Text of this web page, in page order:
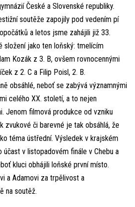
České a Slovenské republiky.
soutěže zapojily pod vedením pí
a letos jsme zahájili již 33.
složení jako ten loňský: tmelícím
Kozák z 3. B, ovšem rovnocennými
z 2. C a Filip Poisl, 2. B.
obsáhlé, neboť se zabývá významnými
celého XX. století, a to nejen
Jenom filmová produkce od vzniku
zvukové či barevné je tak obsáhlá, že
téma ústřední. Výsledek v krajském
v listopadovém finále v Chebu a
kluci obhájili loňské první místo.
a Adamovi za trpělivost a
na soutěž.